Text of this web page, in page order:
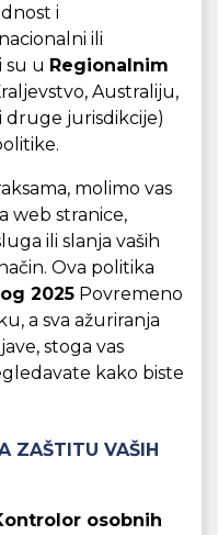
i
ili
su u Regionalnim
Australiju,
druge jurisdikcije)
molimo vas
web stranice,
ili slanja vaših
Ova politika
2025 Povremeno
a sva ažuriranja
stoga vas
kako biste
ZAŠTITU VAŠIH
osobnih